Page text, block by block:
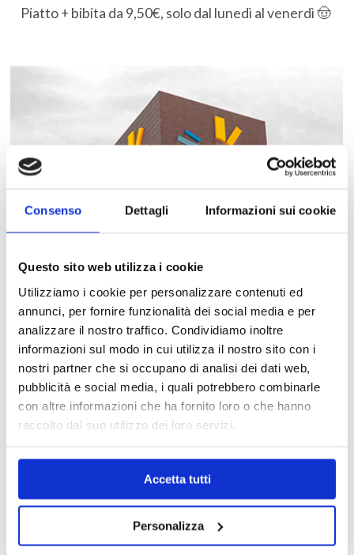
Consenso Dettagli Informazioni sui cookie
Questo sito web utilizza i cookie
Utilizziamo i cookie per personalizzare contenuti ed
annunci, per fornire funzionalità dei social media e per
analizzare il nostro traffico. Condividiamo inoltre
informazioni sul modo in cui utilizza il nostro sito con i
nostri partner che si occupano di analisi dei dati web,
pubblicità e social media, i quali potrebbero combinarle
con altre informazioni che ha fornito loro o che hanno
raccolto dal suo utilizzo dei loro servizi.
Accetta tutti
Personalizza
Piatto + bibita da 9,50€, solo dal lunedì al venerdì 🤠
MAPPA DEL CENTRO